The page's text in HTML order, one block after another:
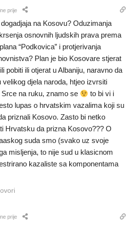
prije
na Kosovu? Oduzimanja
osnovnih ljudskih prava prema
“Podkovica” i protjerivanja
Plan je bio Kosovare stjerat
pobiti ili otjerat u Albaniju, naravno da
djela naroda, htjeo izvrsiti
na ruku, znamo se
to bi vi i
lupas o hrvatskim vazalima koji su
priznali Kosovo. Zasto bi netko
Hrvatsku da prizna Kosovo??? O
suda smo (svako uz svoje
misljenja, to nije sud u klasicnom
kazaliste sa komponentama
prije